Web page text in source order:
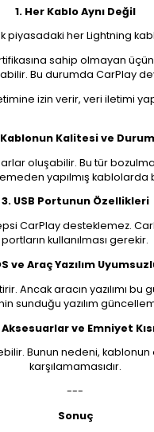
1. Her Kablo Aynı Değil
piyasadaki her Lightning
sahip olmayan
Bu durumda CarPlay
izin verir, veri iletimi
Kablonun Kalitesi ve
oluşabilir. Bu tür
yapılmış kablolarda
3. USB Portunun Özellikleri
CarPlay desteklemez.
portların kullanılması gerekir.
ve Araç Yazılım
Ancak aracın yazılımı
sunduğu yazılım
ve Emniyet
Bunun nedeni,
karşılamamasıdır.
---
Sonuç